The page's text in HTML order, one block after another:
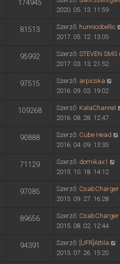
174945
2020. 05. 13. 11:59
81513 Szerző: hunnicobellic
2017. 05. 12. 13:05
95992 Szerző: STEVEN SMG
2017. 03. 13. 21:52
97515 Szerző: arpicska
2016. 09. 03. 19:02
109268 Szerző: KalaChannel
2016. 08. 28. 12:47
90888 Szerző: Cube Head
2016. 04. 09. 13:35
71129 Szerző: domikax1
2015. 10. 18. 14:12
97085 Szerző: CsabCharger
2015. 09. 27. 16:28
89656 Szerző: CsabCharger
2015. 08. 02. 12:44
94391 Szerző: [UFR]Attila
2015. 07. 26. 15:20